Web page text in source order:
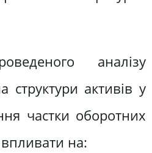
аналізу
структури активів у
частки оборотних
на: